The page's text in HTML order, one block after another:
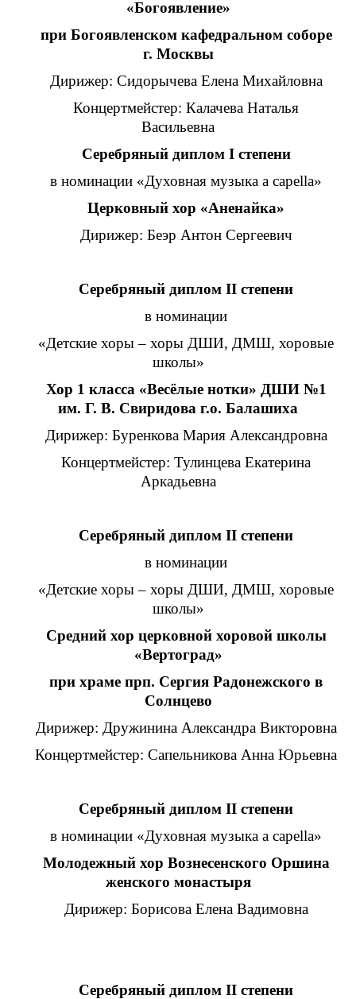
«Богоявление»
при Богоявленском кафедральном соборе
г. Москвы
Дирижер: Сидорычева Елена Михайловна
Концертмейстер: Калачева Наталья
Васильевна
Серебряный диплом I степени
в номинации «Духовная музыка a capella»
Церковный хор «Аненайка»
Дирижер: Беэр Антон Сергеевич
Серебряный диплом II степени
в номинации
«Детские хоры – хоры ДШИ, ДМШ, хоровые
школы»
Хор 1 класса «Весёлые нотки» ДШИ №1
им. Г. В. Свиридова г.о. Балашиха
Дирижер: Буренкова Мария Александровна
Концертмейстер: Тулинцева Екатерина
Аркадьевна
Серебряный диплом II степени
в номинации
«Детские хоры – хоры ДШИ, ДМШ, хоровые
школы»
Средний хор церковной хоровой школы
«Вертоград»
при храме прп. Сергия Радонежского в
Солнцево
Дирижер: Дружинина Александра Викторовна
Концертмейстер: Сапельникова Анна Юрьевна
Серебряный диплом II степени
в номинации «Духовная музыка a capella»
Молодежный хор Вознесенского Оршина
женского монастыря
Дирижер: Борисова Елена Вадимовна
Серебряный диплом II степени